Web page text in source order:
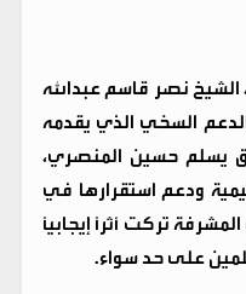
الشيخ نصر قاسم عبدالله
السخي الذي يقدمه
يسلم حسين المنصري،
ودعم استقرارها في
تركت أثراً إيجابياً
على حد سواء.